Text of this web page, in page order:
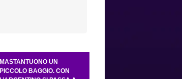
MASTANTUONO UN
PICCOLO BAGGIO. CON